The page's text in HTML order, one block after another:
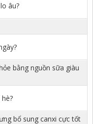
âu?
bằng nguồn sữa giàu
bổ sung canxi cực tốt